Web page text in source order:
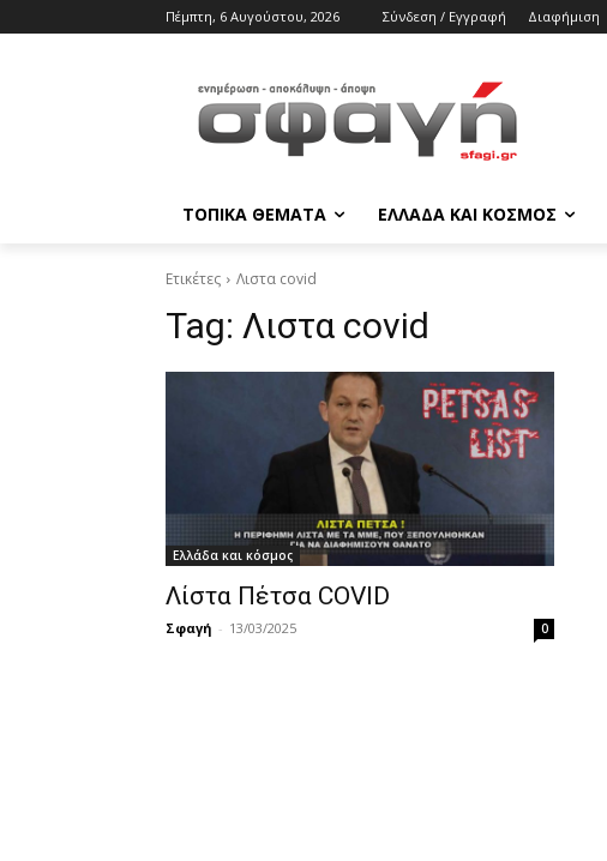
Πέμπτη, 6 Αυγούστου, 2026 Σύνδεση / Εγγραφή Διαφήμιση
ΤΟΠΙΚΑ ΘΕΜΑΤΑ ΕΛΛΑΔΑ ΚΑΙ ΚΟΣΜΟΣ
Ετικέτες Λιστα covid
Tag: Λιστα covid
Ελλάδα και κόσμος
Λίστα Πέτσα COVID
Σφαγή - 13/03/2025 0